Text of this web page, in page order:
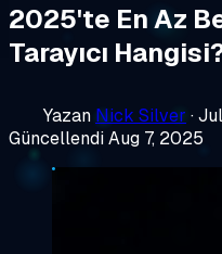
2025'te En Az
Tarayıcı
Yazan Nick Silver ·
Güncellendi Aug 7, 2025